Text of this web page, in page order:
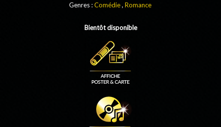
Genres :Comédie,Romance
Bientôt disponible